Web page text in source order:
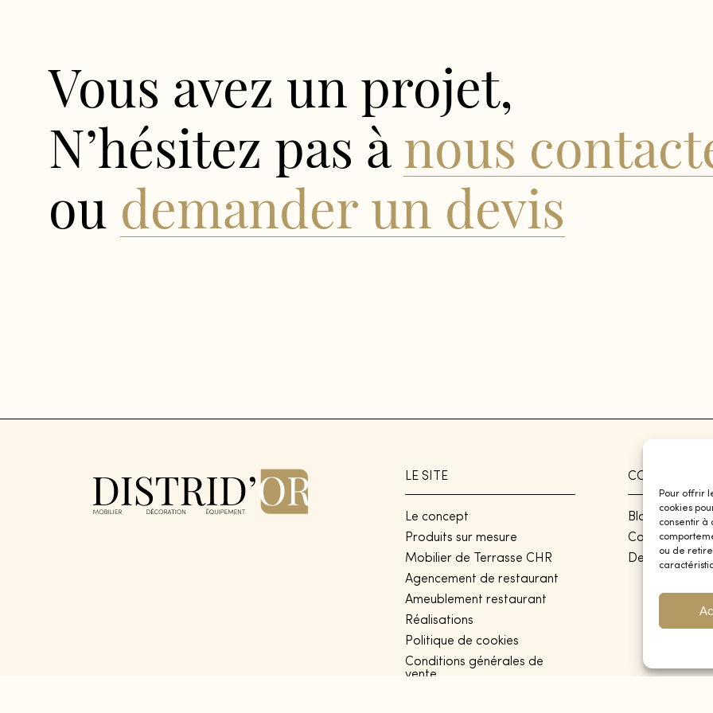
Pour offrir
cookies
consentir à
ou de
Vous avez un projet,
N’hésitez pas ànous
ou demander un devis
LE SITE
Le concept
Produits sur mesure
Mobilier de Terrasse CHR
Agencement de restaurant
Ameublement restaurant
Réalisations
Politique de cookies
Conditions générales de
vente
CONTACT
Blog
Contact
Devis